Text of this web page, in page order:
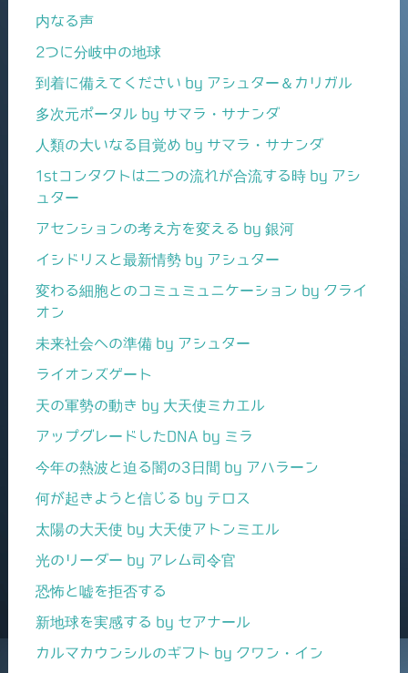
内なる声
2つに分岐中の地球
到着に備えてください by アシュター＆カリガル
多次元ポータル by サマラ・サナンダ
人類の大いなる目覚め by サマラ・サナンダ
1stコンタクトは二つの流れが合流する時 by アシ
ュター
アセンションの考え方を変える by 銀河
イシドリスと最新情勢 by アシュター
変わる細胞とのコミュミュニケーション by クライ
オン
未来社会への準備 by アシュター
ライオンズゲート
天の軍勢の動き by 大天使ミカエル
アップグレードしたDNA by ミラ
今年の熱波と迫る闇の3日間 by アハラーン
何が起きようと信じる by テロス
太陽の大天使 by 大天使アトンミエル
光のリーダー by アレム司令官
恐怖と嘘を拒否する
新地球を実感する by セアナール
カルマカウンシルのギフト by クワン・イン